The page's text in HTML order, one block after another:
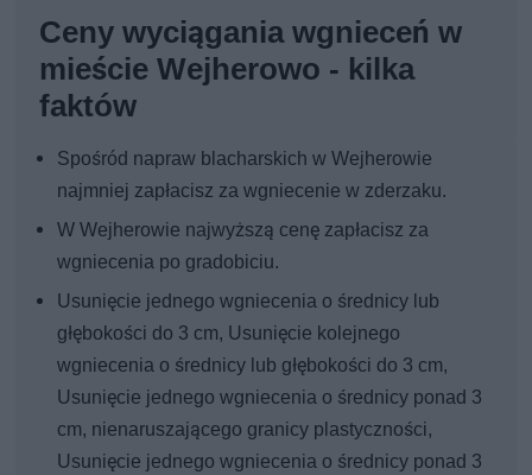
Ceny wyciągania wgnieceń w
mieście Wejherowo - kilka
faktów
Spośród napraw blacharskich w Wejherowie
najmniej zapłacisz za wgniecenie w zderzaku.
W Wejherowie najwyższą cenę zapłacisz za
wgniecenia po gradobiciu.
Usunięcie jednego wgniecenia o średnicy lub
głębokości do 3 cm, Usunięcie kolejnego
wgniecenia o średnicy lub głębokości do 3 cm,
Usunięcie jednego wgniecenia o średnicy ponad 3
cm, nienaruszającego granicy plastyczności,
Usunięcie jednego wgniecenia o średnicy ponad 3